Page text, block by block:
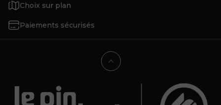
Choix sur plan
Paiements sécurisés